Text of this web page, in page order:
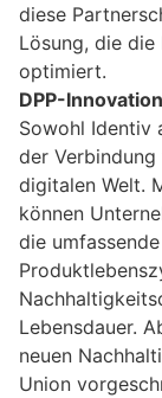
diese
Lösung, die
optimiert.
DPP-
Sowohl Identiv
der
digitalen Welt.
können
die
Lebensdauer.
neuen
Union